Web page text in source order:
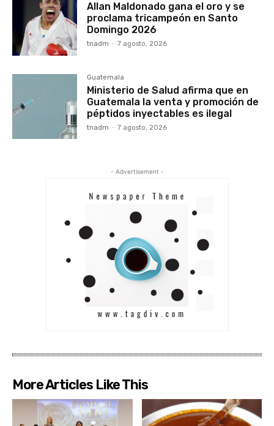
Allan Maldonado gana el oro y se
proclama tricampeón en Santo
Domingo 2026
tnadm - 7 agosto, 2026
Guatemala
Ministerio de Salud afirma que en
Guatemala la venta y promoción de
péptidos inyectables es ilegal
tnadm - 7 agosto, 2026
- Advertisement -
More Articles Like This